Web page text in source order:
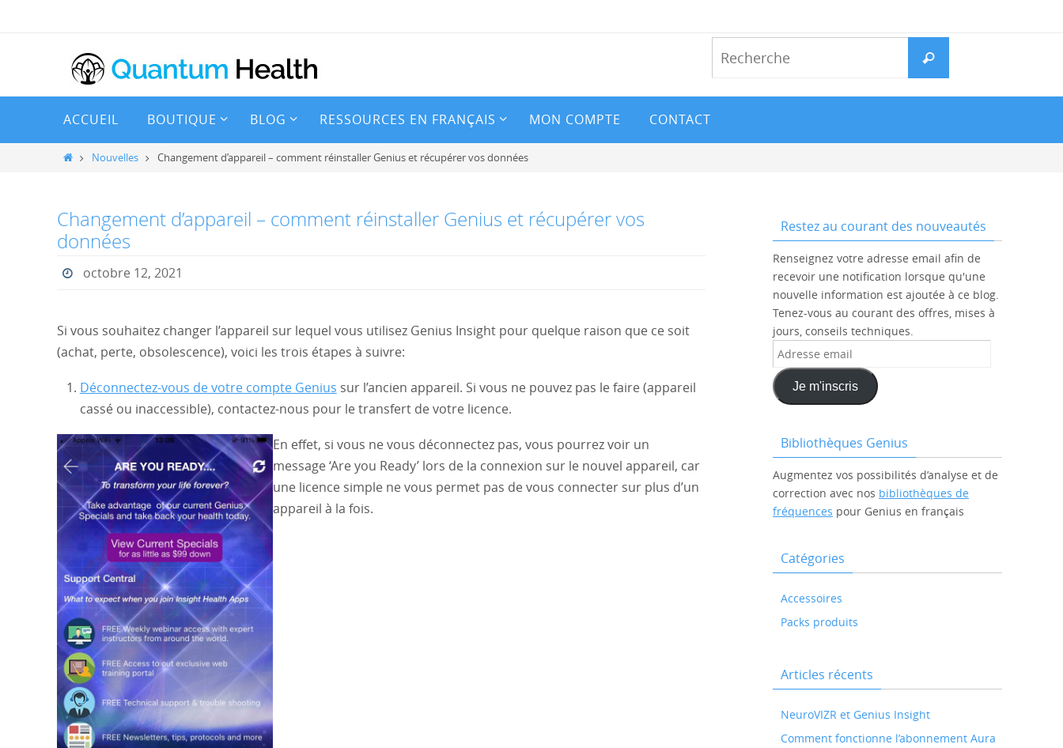
Recherche
le
ACCUEIL BOUTIQUE BLOG RESSOURCES EN FRANÇAIS MON COMPTE CONTACT
HomeNouvelles Changement d’appareil – comment réinstaller Genius et récupérer vos données
Changement d’appareil – comment réinstaller Genius et récupérer vos
données
octobre 12, 2021
Si vous souhaitez changer l’appareil sur lequel vous utilisez Genius Insight pour quelque raison que ce soit
(achat, perte, obsolescence), voici les trois étapes à suivre:
Déconnectez-vous de votre compte Genius sur l’ancien appareil. Si vous ne pouvez pas le faire (appareil
cassé ou inaccessible), contactez-nous pour le transfert de votre licence.
En effet, si vous ne vous déconnectez pas, vous pourrez voir un
message ‘Are you Ready’ lors de la connexion sur le nouvel appareil, car
une licence simple ne vous permet pas de vous connecter sur plus d’un
appareil à la fois.
Restez au courant des nouveautés
Renseignez votre adresse email afin de
recevoir une notification lorsque qu'une
nouvelle information est ajoutée à ce blog.
Tenez-vous au courant des offres, mises à
jours, conseils techniques.
Adresse
email
Je m'inscris
Bibliothèques Genius
Augmentez vos possibilités d’analyse et de
correction avec nos bibliothèques de
fréquences pour Genius en français
Catégories
Accessoires
Packs produits
Articles récents
NeuroVIZR et Genius Insight
Comment fonctionne l’abonnement Aura